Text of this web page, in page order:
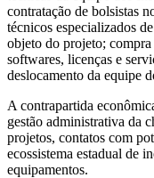
contratação de bolsistas
técnicos especializados
objeto do projeto; compra
softwares, licenças e
deslocamento da equipe
A contrapartida
gestão administrativa da
projetos, contatos com
ecossistema estadual de
equipamentos.